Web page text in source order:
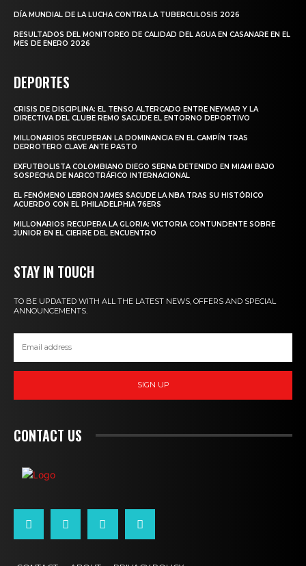
DÍA MUNDIAL DE LA LUCHA CONTRA LA TUBERCULOSIS 2026
RESULTADOS DEL MONITOREO DE CALIDAD DEL AGUA EN CASANARE EN EL
MES DE ENERO 2026
DEPORTES
CRISIS DE DISCIPLINA: EL TENSO ALTERCADO ENTRE NEYMAR Y LA
DIRECTIVA DEL CLUBE REMO SACUDE EL ENTORNO DEPORTIVO
MILLONARIOS RECUPERAN LA DOMINANCIA EN EL CAMPÍN TRAS
DERROTERO CLAVE ANTE PASTO
EXFUTBOLISTA COLOMBIANO DIEGO SERNA DETENIDO EN MIAMI BAJO
SOSPECHA DE NARCOTRÁFICO INTERNACIONAL
EL FENÓMENO LEBRON JAMES SACUDE LA NBA TRAS SU HISTÓRICO
ACUERDO CON EL PHILADELPHIA 76ERS
MILLONARIOS RECUPERA LA GLORIA: VICTORIA CONTUNDENTE SOBRE
JUNIOR EN EL CIERRE DEL ENCUENTRO
STAY IN TOUCH
TO BE UPDATED WITH ALL THE LATEST NEWS, OFFERS AND SPECIAL
ANNOUNCEMENTS.
SIGN UP
CONTACT US